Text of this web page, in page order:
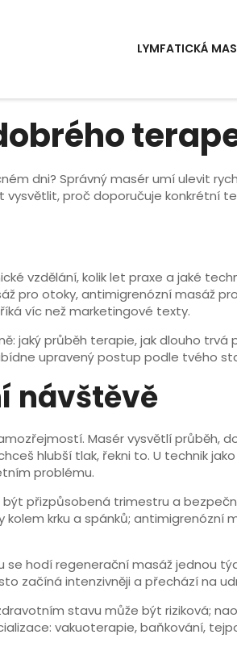
LYMFATICKÁ
dni? Správný masér umí ulevit
proč doporučuje konkrétní
vzdělání, kolik let praxe a jaké
pro otoky, antimigrenózní masáž
víc než marketingové texty.
jaký průběh terapie, jak dlouho trvá
upravený postup podle tvého
návštěvě
Masér vysvětlí průběh,
hlubší tlak, řekni to. U technik
problému.
přizpůsobená trimestru a
krku a spánků; antimigrenózní
hodí regenerační masáž jednou
začíná intenzivněji a přechází na
stavu může být riziková;
vakuoterapie, baňkování,